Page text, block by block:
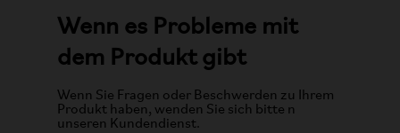
Wenn es Probleme mit
dem Produkt gibt
Wenn Sie Fragen oder Beschwerden zu Ihrem
Produkt haben, wenden Sie sich bitte n
unseren Kundendienst.